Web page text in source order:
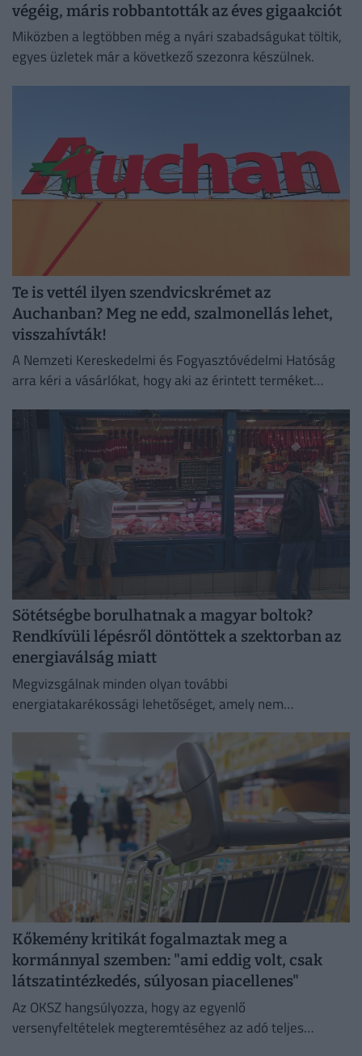
végéig, máris robbantották az éves gigaakciót
Miközben a legtöbben még a nyári szabadságukat töltik,
egyes üzletek már a következő szezonra készülnek.
Te is vettél ilyen szendvicskrémet az
Auchanban? Meg ne edd, szalmonellás lehet,
visszahívták!
A Nemzeti Kereskedelmi és Fogyasztóvédelmi Hatóság
arra kéri a vásárlókat, hogy aki az érintett terméket
Sötétségbe borulhatnak a magyar boltok?
Rendkívüli lépésről döntöttek a szektorban az
energiaválság miatt
Megvizsgálnak minden olyan további
energiatakarékossági lehetőséget, amely nem
zökkenőmentes kiszolgálását.
Kőkemény kritikát fogalmaztak meg a
kormánnyal szemben: "ami eddig volt, csak
látszatintézkedés, súlyosan piacellenes"
Az OKSZ hangsúlyozza, hogy az egyenlő
versenyfeltételek megteremtéséhez az adó teljes